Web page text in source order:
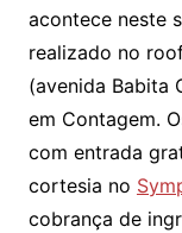
acontece neste
realizado no
(avenida Babita
em Contagem.
com entrada
cortesia no
cobrança de